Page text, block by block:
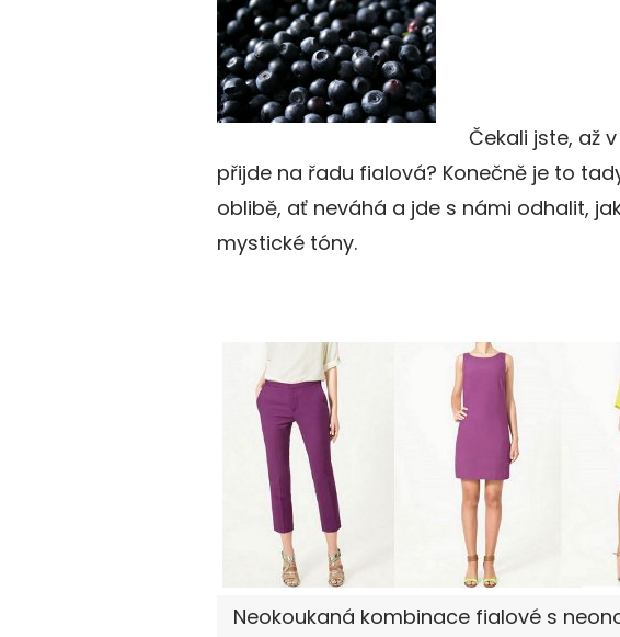
Čekali jste, až
přijde na řadu fialová? Konečně je to
oblibě, ať neváhá a jde s námi odhalit,
mystické tóny.
Neokoukaná kombinace fialové s